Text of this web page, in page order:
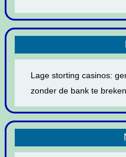
Lage storting casinos:
zonder de bank te breken